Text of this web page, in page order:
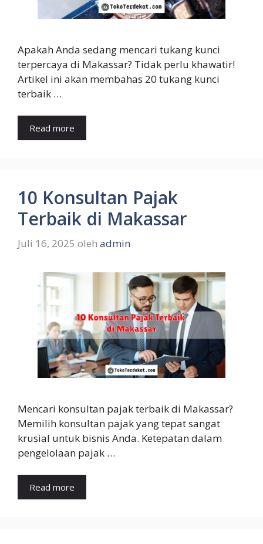
Apakah Anda sedang mencari tukang kunci
terpercaya di Makassar? Tidak perlu khawatir!
Artikel ini akan membahas 20 tukang kunci
terbaik …
Read more
10 Konsultan Pajak
Terbaik di Makassar
Juli 16, 2025 oleh admin
Mencari konsultan pajak terbaik di Makassar?
Memilih konsultan pajak yang tepat sangat
krusial untuk bisnis Anda. Ketepatan dalam
pengelolaan pajak …
Read more